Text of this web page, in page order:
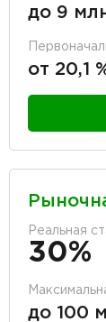
до 9
от 20,1
Реальная
30%
до 100